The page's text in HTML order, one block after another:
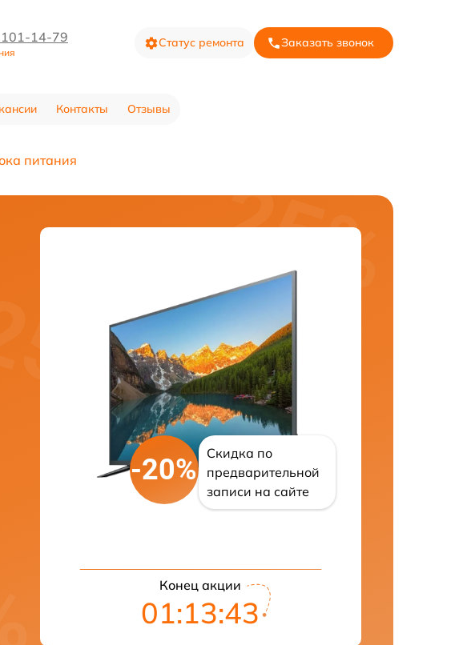
14-79 Статус ремонта Заказать звонок
Контакты Отзывы
питания
-20%
Скидка по
предварительной
записи на сайте
Конец акции
01:13:42